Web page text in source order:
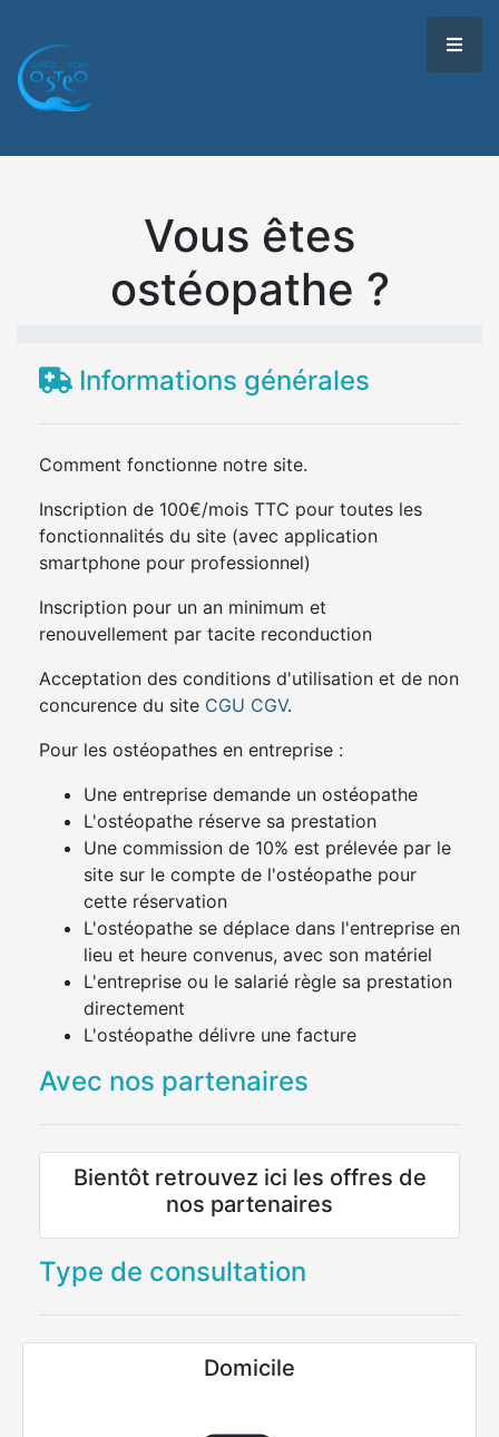
Vous êtes
ostéopathe ?
Informations générales
Comment fonctionne notre site.
Inscription de 100€/mois TTC pour toutes les
fonctionnalités du site (avec application
smartphone pour professionnel)
Inscription pour un an minimum et
renouvellement par tacite reconduction
Acceptation des conditions d'utilisation et de non
concurence du site CGU CGV.
Pour les ostéopathes en entreprise :
Une entreprise demande un ostéopathe
L'ostéopathe réserve sa prestation
Une commission de 10% est prélevée par le
site sur le compte de l'ostéopathe pour
cette réservation
L'ostéopathe se déplace dans l'entreprise en
lieu et heure convenus, avec son matériel
L'entreprise ou le salarié règle sa prestation
directement
L'ostéopathe délivre une facture
Avec nos partenaires
Bientôt retrouvez ici les offres de
nos partenaires
Type de consultation
Domicile